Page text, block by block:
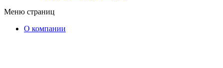
Меню страниц
О компании